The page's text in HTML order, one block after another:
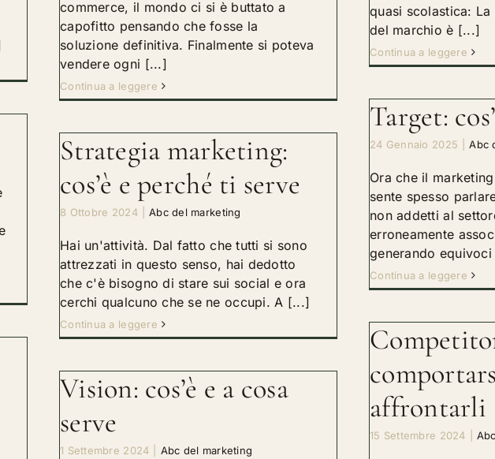
commerce, il mondo ci si è buttato a
capofitto pensando che fosse la
soluzione definitiva. Finalmente si poteva
vendere ogni [...]
Continua a leggere
quasi scolastica:
del marchio è [...]
Continua a leggere
Target:
24 Gennaio 2025 Abc
Ora che il
sente spesso
non addetti al
erroneamente
generando
Continua a leggere
Strategia marketing:
cos’è e perché ti serve
8 Ottobre 2024 Abc del marketing
Hai un'attività. Dal fatto che tutti si sono
attrezzati in questo senso, hai dedotto
che c'è bisogno di stare sui social e ora
cerchi qualcuno che se ne occupi. A [...]
Continua a leggere
affrontarli
15 Settembre 2024
Vision: cos’è e a cosa
serve
1 Settembre 2024 Abc del marketing